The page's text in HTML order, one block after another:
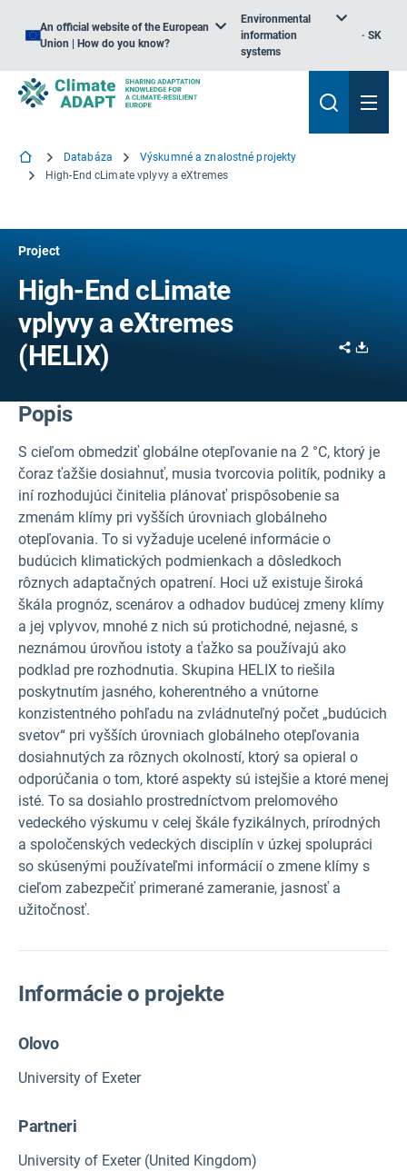
An official website of the European
Union | How do you know?
Environmental
information
systems
SK
Databáza
Výskumné a znalostné projekty
High-End cLimate vplyvy a eXtremes
Project
High-End cLimate
vplyvy a eXtremes
(HELIX)
Share
Popis
S cieľom obmedziť globálne otepľovanie na 2 °C, ktorý je
čoraz ťažšie dosiahnuť, musia tvorcovia politík, podniky a
iní rozhodujúci činitelia plánovať prispôsobenie sa
zmenám klímy pri vyšších úrovniach globálneho
otepľovania. To si vyžaduje ucelené informácie o
budúcich klimatických podmienkach a dôsledkoch
rôznych adaptačných opatrení. Hoci už existuje široká
škála prognóz, scenárov a odhadov budúcej zmeny klímy
a jej vplyvov, mnohé z nich sú protichodné, nejasné, s
neznámou úrovňou istoty a ťažko sa používajú ako
podklad pre rozhodnutia. Skupina HELIX to riešila
poskytnutím jasného, koherentného a vnútorne
konzistentného pohľadu na zvládnuteľný počet „budúcich
svetov“ pri vyšších úrovniach globálneho otepľovania
dosiahnutých za rôznych okolností, ktorý sa opieral o
odporúčania o tom, ktoré aspekty sú istejšie a ktoré menej
isté. To sa dosiahlo prostredníctvom prelomového
vedeckého výskumu v celej škále fyzikálnych, prírodných
a spoločenských vedeckých disciplín v úzkej spolupráci
so skúsenými používateľmi informácií o zmene klímy s
cieľom zabezpečiť primerané zameranie, jasnosť a
užitočnosť.
Informácie o projekte
Olovo
University of Exeter
Partneri
University of Exeter (United Kingdom)